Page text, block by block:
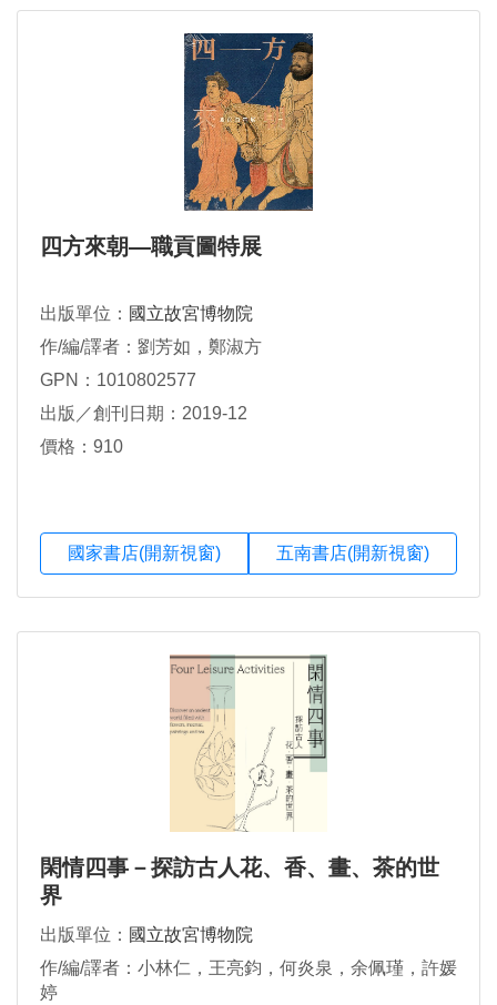
四方來朝—職貢圖特展
出版單位： 國立故宮博物院
作/編/譯者：劉芳如，鄭淑方
GPN：1010802577
出版／創刊日期：2019-12
價格：910
國家書店(開新視窗) 五南書店(開新視窗)
閑情四事－探訪古人花、香、畫、茶的世
界
出版單位： 國立故宮博物院
作/編/譯者：小林仁，王亮鈞，何炎泉，余佩瑾，許媛
婷